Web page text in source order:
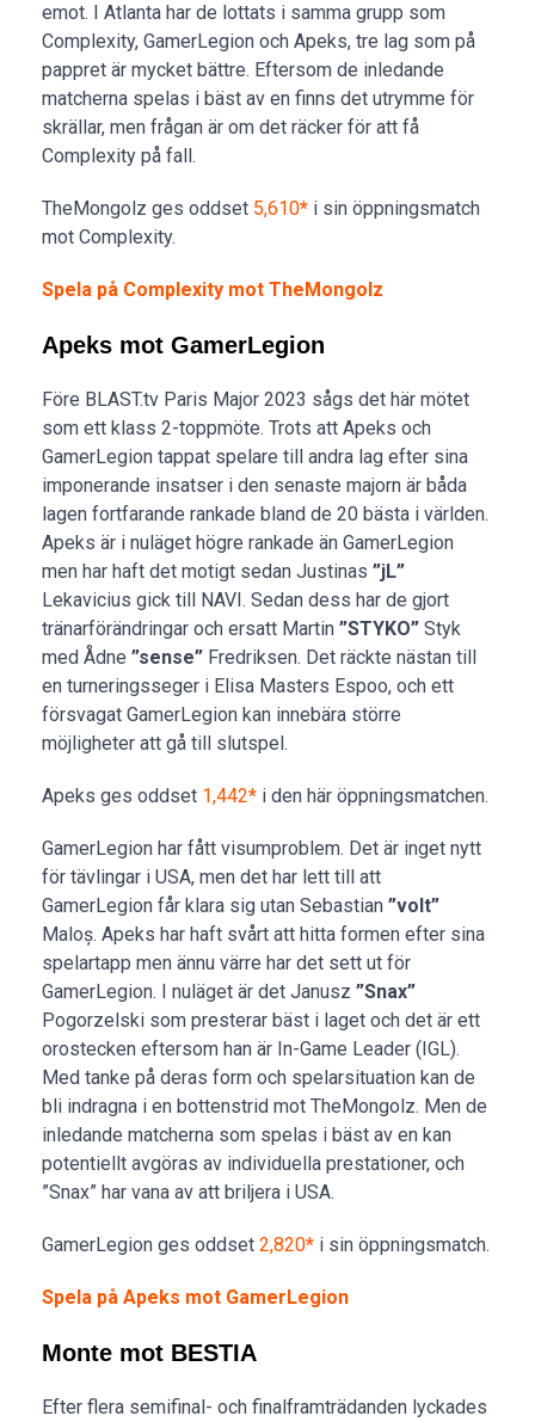
emot. I Atlanta har de lottats i samma grupp som
Complexity, GamerLegion och Apeks, tre lag som på
pappret är mycket bättre. Eftersom de inledande
matcherna spelas i bäst av en finns det utrymme för
skrällar, men frågan är om det räcker för att få
Complexity på fall.
TheMongolz ges oddset 5,610* i sin öppningsmatch
mot Complexity.
Spela på Complexity mot TheMongolz
Apeks mot GamerLegion
Före BLAST.tv Paris Major 2023 sågs det här mötet
som ett klass 2-toppmöte. Trots att Apeks och
GamerLegion tappat spelare till andra lag efter sina
imponerande insatser i den senaste majorn är båda
lagen fortfarande rankade bland de 20 bästa i världen.
Apeks är i nuläget högre rankade än GamerLegion
men har haft det motigt sedan Justinas ”jL”
Lekavicius gick till NAVI. Sedan dess har de gjort
tränarförändringar och ersatt Martin ”STYKO” Styk
med Ådne ”sense” Fredriksen. Det räckte nästan till
en turneringsseger i Elisa Masters Espoo, och ett
försvagat GamerLegion kan innebära större
möjligheter att gå till slutspel.
Apeks ges oddset 1,442* i den här öppningsmatchen.
GamerLegion har fått visumproblem. Det är inget nytt
för tävlingar i USA, men det har lett till att
GamerLegion får klara sig utan Sebastian ”volt”
Maloș. Apeks har haft svårt att hitta formen efter sina
spelartapp men ännu värre har det sett ut för
GamerLegion. I nuläget är det Janusz ”Snax”
Pogorzelski som presterar bäst i laget och det är ett
orostecken eftersom han är In-Game Leader (IGL).
Med tanke på deras form och spelarsituation kan de
bli indragna i en bottenstrid mot TheMongolz. Men de
inledande matcherna som spelas i bäst av en kan
potentiellt avgöras av individuella prestationer, och
”Snax” har vana av att briljera i USA.
GamerLegion ges oddset 2,820* i sin öppningsmatch.
Spela på Apeks mot GamerLegion
Monte mot BESTIA
Efter flera semifinal- och finalframträdanden lyckades